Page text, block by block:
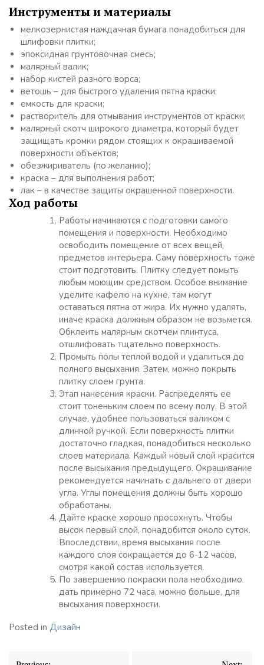
Инструменты и материалы
мелкозернистая наждачная бумага понадобиться для
шлифовки плитки;
эпоксидная грунтовочная смесь;
малярный валик;
набор кистей разного ворса;
ветошь – для быстрого удаления пятна краски;
емкость для краски;
растворитель для отмывания инструментов от краски;
малярный скотч широкого диаметра, который будет
защищать кромки рядом стоящих к окрашиваемой
поверхности объектов;
обезжириватель (по желанию);
краска – для выполнения работ;
лак – в качестве защиты окрашенной поверхности.
Ход работы
Работы начинаются с подготовки самого
помещения и поверхности. Необходимо
освободить помещение от всех вещей,
предметов интерьера. Саму поверхность тоже
стоит подготовить. Плитку следует помыть
любым моющим средством. Особое внимание
уделите кафелю на кухне, там могут
оставаться пятна от жира. Их нужно удалять,
иначе краска должным образом не возьмется.
Обклеить малярным скотчем плинтуса,
отшлифовать тщательно поверхность.
Промыть полы теплой водой и удалиться до
полного высыхания. Затем, можно покрыть
плитку слоем грунта.
Этап нанесения краски. Распределять ее
стоит тоненьким слоем по всему полу. В этой
случае, удобнее пользоваться валиком с
длинной ручкой. Если поверхность плитки
достаточно гладкая, понадобиться несколько
слоев материала. Каждый новый слой красится
после высыхания предыдущего. Окрашивание
рекомендуется начинать с дальнего от двери
угла. Углы помещения должны быть хорошо
обработаны.
Дайте краске хорошо просохнуть. Чтобы
высок первый слой, понадобится около суток.
Впоследствии, время высыхания после
каждого слоя сокращается до 6-12 часов,
смотря какой состав используется.
По завершению покраски пола необходимо
дать примерно 72 часа, можно больше, для
высыхания поверхности.
Posted in Дизайн
Навигация